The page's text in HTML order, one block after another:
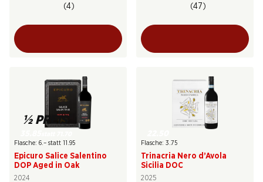
(4) (47)
½ PREIS
Flasche: 6.– statt 11.95
Epicuro Salice Salentino
DOP Aged in Oak
2024
Flasche: 3.75
Trinacria Nero d’Avola
Sicilia DOC
2025